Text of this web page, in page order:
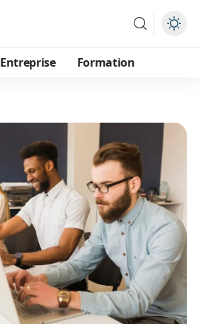
Entreprise Formation